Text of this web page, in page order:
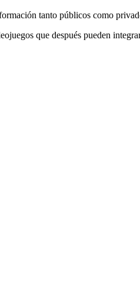
tanto públicos como
que después pueden